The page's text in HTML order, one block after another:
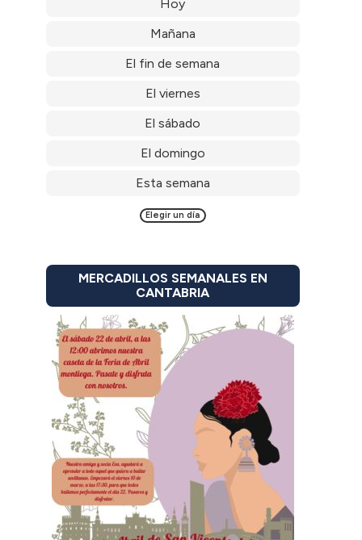
Hoy
Mañana
El fin de semana
El viernes
El sábado
El domingo
Esta semana
Elegir un día
MERCADILLOS SEMANALES EN
CANTABRIA